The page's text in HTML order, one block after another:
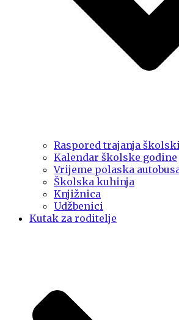
Raspored trajanja
Kalendar školske godine
Vrijeme polaska
Školska kuhinja
Knjižnica
Udžbenici
Kutak za roditelje